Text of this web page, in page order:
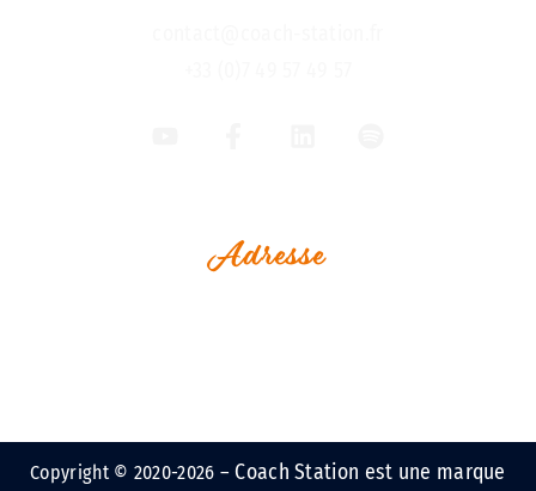
Adresse
Copyright © 2020-2026 –Coach Station est une marque